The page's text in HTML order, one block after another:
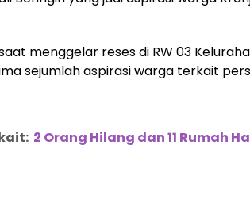
menggelar reses di RW 03
sejumlah aspirasi warga terkait
2 Orang Hilang dan 11 Rumah